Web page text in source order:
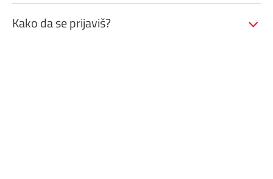
Kako da se prijaviš?